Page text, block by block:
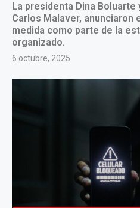
La presidenta Dina
Carlos Malaver, anunciaron
medida como parte de la
organizado.
6 octubre, 2025